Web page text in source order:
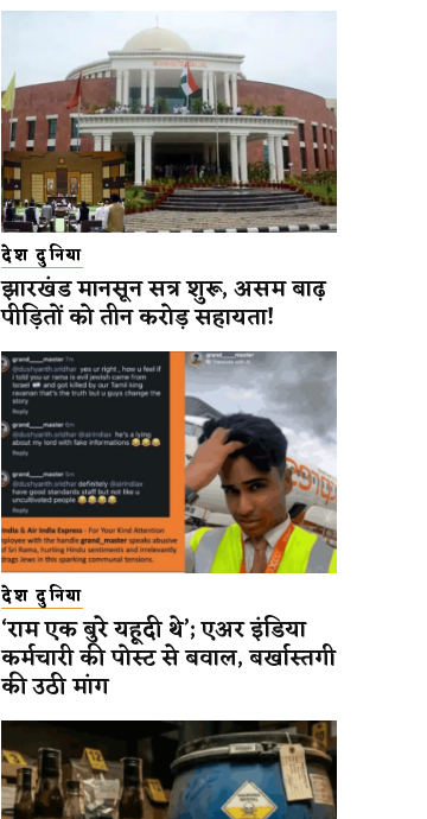
देश दुनिया
झारखंड मानसून सत्र शुरू, असम बाढ़
पीड़ितों को तीन करोड़ सहायता!
देश दुनिया
‘राम एक बुरे यहूदी थे’; एअर इंडिया
कर्मचारी की पोस्ट से बवाल, बर्खास्तगी
की उठी मांग